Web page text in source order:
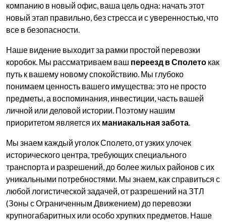
компанию в новый офис, ваша цель одна: начать этот
новый этап правильно, без стресса и с уверенностью, что
все в безопасности.
Наше видение выходит за рамки простой перевозки
коробок. Мы рассматриваем ваш переезд в Сполето как
путь к вашему новому спокойствию. Мы глубоко
понимаем ценность вашего имущества: это не просто
предметы, а воспоминания, инвестиции, часть вашей
личной или деловой истории. Поэтому нашим
приоритетом является их маниакальная забота.
Мы знаем каждый уголок Сполето, от узких улочек
исторического центра, требующих специального
транспорта и разрешений, до более жилых районов с их
уникальными потребностями. Мы знаем, как справиться с
любой логистической задачей, от разрешений на ЗТЛ
(Зоны с Ограниченным Движением) до перевозки
крупногабаритных или особо хрупких предметов. Наше